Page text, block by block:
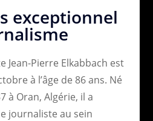
exceptionnel
Jean-Pierre Elkabbach est
à l’âge de 86 ans. Né
à Oran, Algérie, il a
journaliste au sein